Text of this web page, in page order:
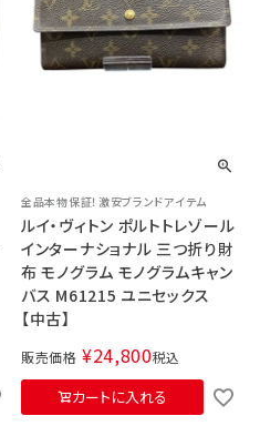
全品本物保証！激安ブランドアイテム
ルイ・ヴィトン ポルトトレゾール
インターナショナル 三つ折り財
布 モノグラム モノグラムキャン
バス M61215 ユニセックス
【中古】
販売価格 ¥24,800税込
カートに入れる